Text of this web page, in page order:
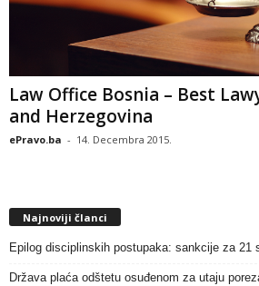
Law Office Bosnia – Best
and Herzegovina
ePravo.ba - 14. Decembra 2015.
Najnoviji članci
Epilog disciplinskih postupaka: sankcije za 21
Država plaća odštetu osuđenom za utaju